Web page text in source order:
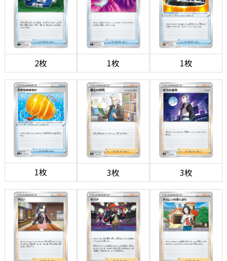
2枚 1枚 1枚
1枚 3枚 3枚